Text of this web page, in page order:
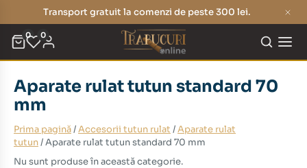
Transport gratuit la comenzi de peste 300 lei.
0 0
Aparate rulat tutun standard 70
mm
Prima pagină/Accesorii tutun rulat /Aparate rulat
tutun/ Aparate rulat tutun standard 70 mm
Nu sunt produse în această categorie.